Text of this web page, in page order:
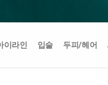
이라인 입술 두피/헤어